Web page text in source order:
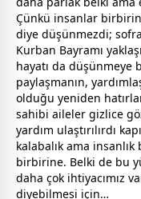
Çünkü insanlar
diye düşünmezdi;
Kurban Bayramı
hayatı da düşünmeye
paylaşmanın,
olduğu yeniden
sahibi aileler gizlice
yardım ulaştırılırdı
kalabalık ama
birbirine. Belki de bu
daha çok ihtiyacımız
diyebilmesi için…